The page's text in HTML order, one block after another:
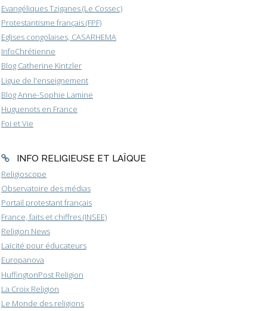
Evangéliques Tziganes (Le Cossec)
Protestantisme français (FPF)
Eglises congolaises, CASARHEMA
InfoChrétienne
Blog Catherine Kintzler
Ligue de l'enseignement
Blog Anne-Sophie Lamine
Huguenots en France
Foi et Vie
INFO RELIGIEUSE ET LAÏQUE
Religioscope
Observatoire des médias
Portail protestant français
France, faits et chiffres (INSEE)
Religion News
Laïcité pour éducateurs
Europanova
HuffingtonPost Religion
La Croix Religion
Le Monde des religions